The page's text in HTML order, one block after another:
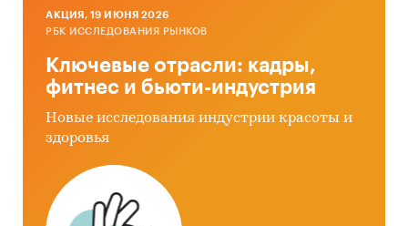
AКЦИЯ, 19 ИЮНЯ 2026
РБК ИССЛЕДОВАНИЯ РЫНКОВ
Ключевые отрасли: кадры,
фитнес и бьюти-индустрия
Новые исследования индустрии красоты и
здоровья